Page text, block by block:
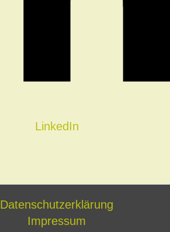
LinkedIn
Datenschutzerklärung
Impressum